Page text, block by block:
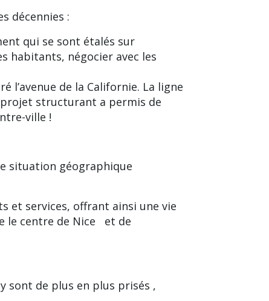
décennies :
qui se sont étalés sur
habitants, négocier avec les
l’avenue de la Californie. La ligne
projet structurant a permis de
ville !
situation géographique
et services, offrant ainsi une vie
le centre de Nice
et de
sont de plus en plus prisés ,